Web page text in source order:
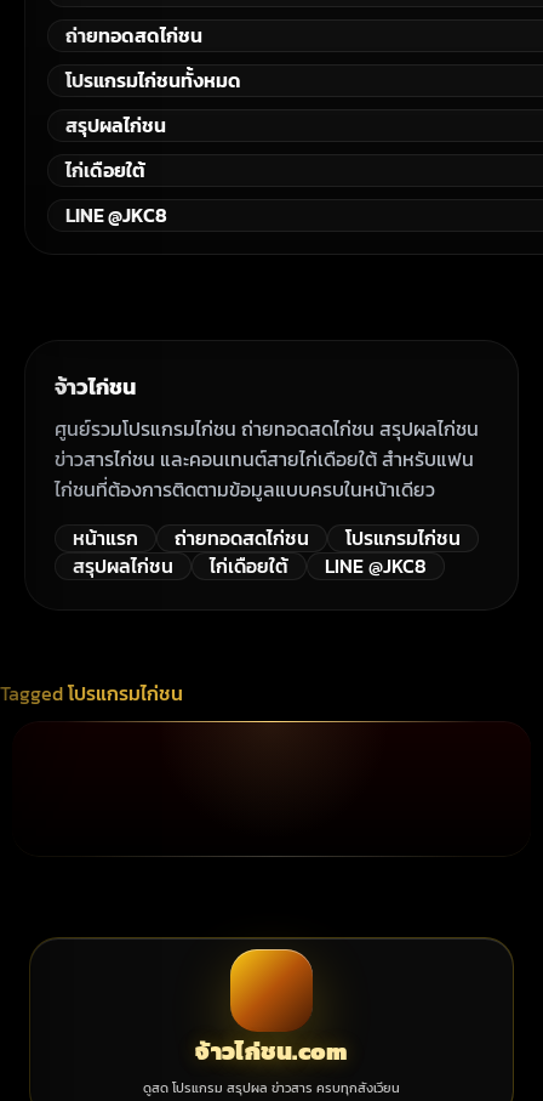
ถ่ายทอดสดไก่ชน
โปรแกรมไก่ชนทั้งหมด
สรุปผลไก่ชน
ไก่เดือยใต้
LINE @JKC8
จ้าวไก่ชน
ศูนย์รวมโปรแกรมไก่ชน ถ่ายทอดสดไก่ชน สรุปผลไก่ชน
ข่าวสารไก่ชน และคอนเทนต์สายไก่เดือยใต้ สำหรับแฟน
ไก่ชนที่ต้องการติดตามข้อมูลแบบครบในหน้าเดียว
หน้าแรก
ถ่ายทอดสดไก่ชน
โปรแกรมไก่ชน
สรุปผลไก่ชน
ไก่เดือยใต้ LINE @JKC8
Taggedโปรแกรมไก่ชน
จ้าวไก่ชน.com
ดูสด โปรแกรม สรุปผล ข่าวสาร ครบทุกสังเวียน